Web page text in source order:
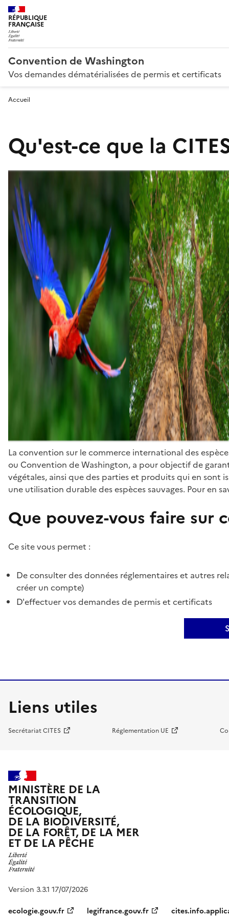
RÉPUBLIQUE
FRANÇAISE
Convention de Washington
Vos demandes dématérialisées de permis et certificats
Accueil
Qu'est-ce que la
La convention sur le commerce international des
ou Convention de Washington, a pour objectif de
végétales, ainsi que des parties et produits qui en sont
une utilisation durable des espèces sauvages. Pour en
Que pouvez-vous faire sur
Ce site vous permet :
De consulter des données réglementaires et autres
créer un compte)
D'effectuer vos demandes de permis et certificats
Liens utiles
Secrétariat CITES Réglementation UE
MINISTÈRE DE LA
TRANSITION
ÉCOLOGIQUE,
DE LA BIODIVERSITÉ,
DE LA FORÊT, DE LA MER
ET DE LA PÊCHE
Version 3.3.1 17/07/2026
ecologie.gouv.fr
legifrance.gouv.fr